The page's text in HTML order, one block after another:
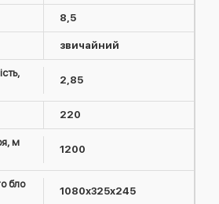
8,5
звичайний
2,85
220
м
1200
бло
1080х325х245